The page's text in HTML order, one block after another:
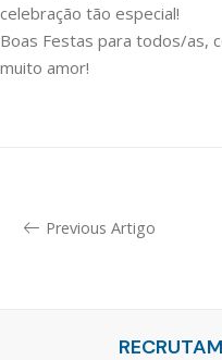
celebração tão especial!
Boas Festas para todos/as,
muito amor!
Previous Artigo